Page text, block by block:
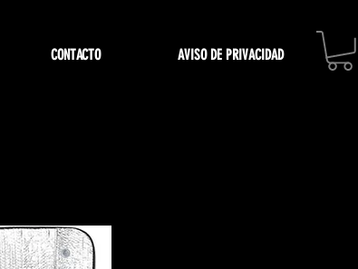
CONTACTO AVISO DE PRIVACIDAD